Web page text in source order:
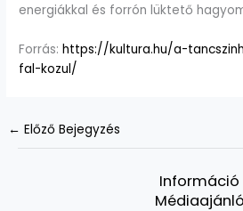
energiákkal és forrón lüktető
Forrás:https://kultura.hu/a-
fal-kozul/
← Előző Bejegyzés
Információ
Médiaajánló